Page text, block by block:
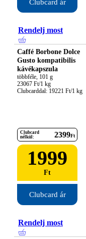
Clubcard ár
Rendelj most
Caffé Borbone Dolce
Gusto kompatibilis
kávékapszula
többféle, 101 g
23067 Ft/1 kg
Clubcarddal: 19221 Ft/1 kg
Clubcard
nélkül:
2399Ft
1999
Ft
Clubcard ár
Rendelj most